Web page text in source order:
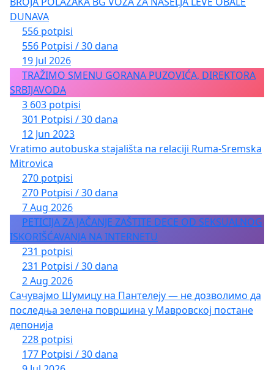
DUNAVA
556 potpisi
556 Potpisi / 30 dana
19 Jul 2026
TRAŽIMO SMENU GORANA PUZOVIĆA, DIREKTORA
SRBIJAVODA
3 603 potpisi
301 Potpisi / 30 dana
12 Jun 2023
Vratimo autobuska stajališta na relaciji Ruma-Sremska
Mitrovica
270 potpisi
270 Potpisi / 30 dana
7 Aug 2026
PETICIJA ZA JAČANJE ZAŠTITE DECE OD SEKSUALNOG
ISKORIŠĆAVANJA NA INTERNETU
231 potpisi
231 Potpisi / 30 dana
2 Aug 2026
Сачувајмо Шумицу на Пантелеју — не дозволимо да
последња зелена површина у Мавровској постане
депонија
228 potpisi
177 Potpisi / 30 dana